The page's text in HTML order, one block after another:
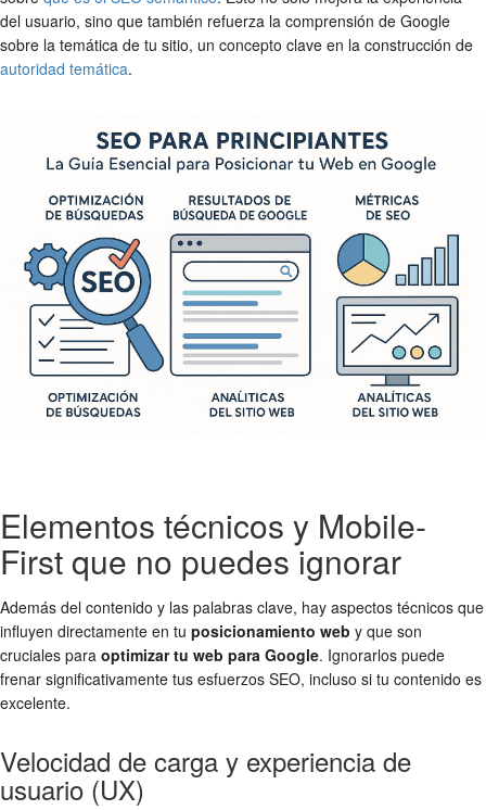
del usuario, sino que también refuerza la comprensión de Google
sobre la temática de tu sitio, un concepto clave en la construcción de
autoridad temática.
Elementos técnicos y Mobile-
First que no puedes ignorar
Además del contenido y las palabras clave, hay aspectos técnicos que
influyen directamente en tu posicionamiento web y que son
cruciales para optimizar tu web para Google. Ignorarlos puede
frenar significativamente tus esfuerzos SEO, incluso si tu contenido es
excelente.
Velocidad de carga y experiencia de
usuario (UX)